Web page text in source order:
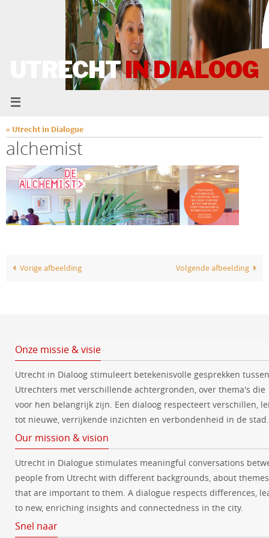
UTRECHTIN DIALOOG
« Utrecht in Dialogue
alchemist
Vorige afbeelding Volgende afbeelding
Onze missie & visie
Utrecht in Dialoog stimuleert betekenisvolle gesprekken tussen
Utrechters met verschillende achtergronden, over thema's die
voor hen belangrijk zijn. Een dialoog respecteert verschillen,
tot nieuwe, verrijkende inzichten en verbondenheid in de stad.
Our mission & vision
Utrecht in Dialogue stimulates meaningful conversations
people from Utrecht with different backgrounds, about themes
that are important to them. A dialogue respects differences,
to new, enriching insights and connectedness in the city.
Snel naar